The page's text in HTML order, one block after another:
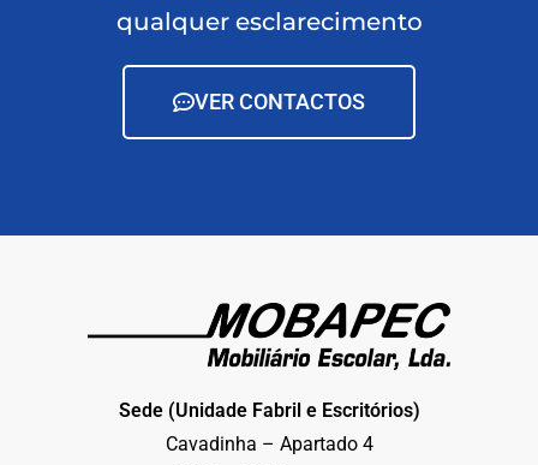
qualquer esclarecimento
VER CONTACTOS
Sede (Unidade Fabril e Escritórios)
Cavadinha – Apartado 4